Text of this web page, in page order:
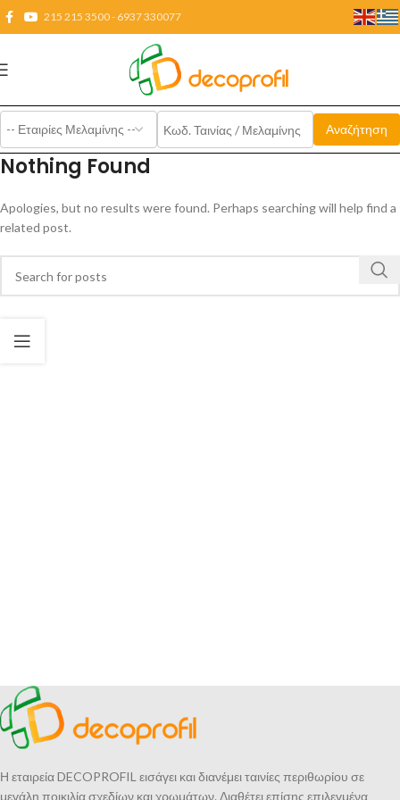
215 215 3500 - 6937 330077
Nothing Found
Apologies, but no results were found. Perhaps searching will help find a
related post.
Η εταιρεία DECOPROFIL εισάγει και διανέμει ταινίες περιθωρίου σε
μεγάλη ποικιλία σχεδίων και χρωμάτων. Διαθέτει επίσης επιλεγμένα